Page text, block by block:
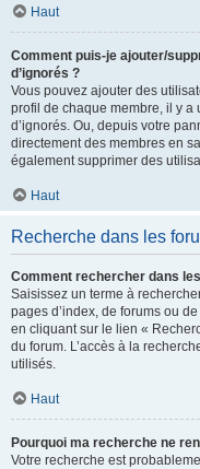
Haut
Comment puis-je ajouter/
d’ignorés ?
Vous pouvez ajouter des
profil de chaque membre, il y a
d’ignorés. Ou, depuis votre
directement des membres en
également supprimer des
Haut
Recherche dans les
Comment rechercher dans
Saisissez un terme à
pages d’index, de forums ou
en cliquant sur le lien «
du forum. L’accès à la
utilisés.
Haut
Pourquoi ma recherche ne
Votre recherche est